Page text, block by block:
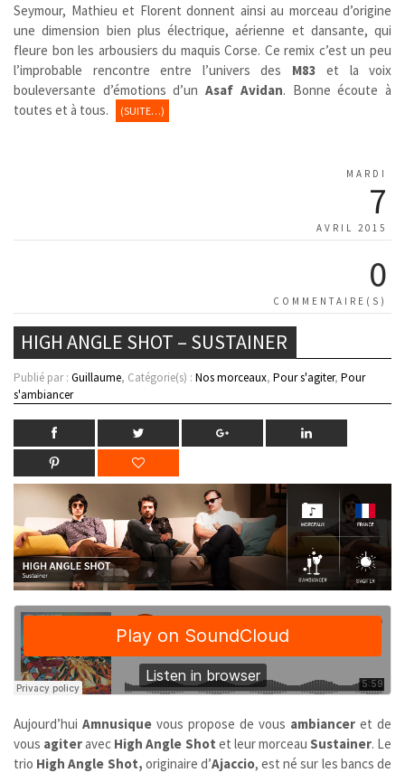
Seymour, Mathieu et Florent donnent ainsi au morceau d’origine
une dimension bien plus électrique, aérienne et dansante, qui
fleure bon les arbousiers du maquis Corse. Ce remix c’est un peu
l’improbable rencontre entre l’univers des M83 et la voix
bouleversante d’émotions d’unAsaf Avidan. Bonne écoute à
toutes et à tous.
(SUITE…)
MARDI
7
AVRIL 2015
0
COMMENTAIRE(S)
HIGH ANGLE SHOT – SUSTAINER
Publié par : Guillaume, Catégorie(s) : Nos morceaux, Pour s'agiter, Pour
s'ambiancer
Aujourd’hui Amnusique vous propose de vous ambiancer et de
vous agiteravec High Angle Shot et leur morceau Sustainer. Le
trio High Angle Shot, originaire d’Ajaccio, est né sur les bancs de